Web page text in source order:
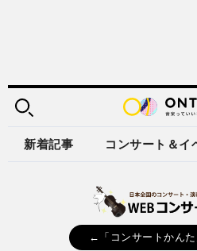
新着記事 コンサート＆イ
←「コンサートかん